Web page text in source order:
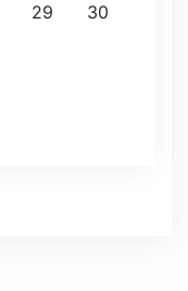
29
30